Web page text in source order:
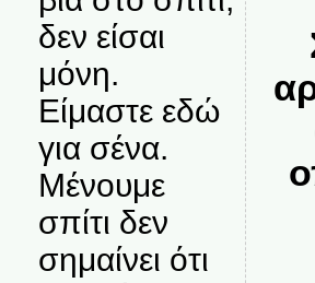
δεν είσαι
μόνη.
Είμαστε εδώ
για σένα.
Μένουμε
σπίτι δεν
σημαίνει ότι